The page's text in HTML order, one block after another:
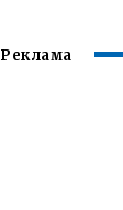
Реклама